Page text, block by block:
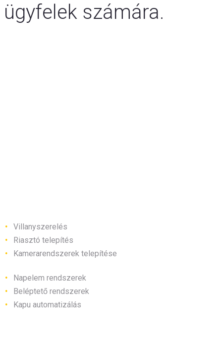
ügyfelek számára.
Villanyszerelés
Riasztó telepítés
Kamerarendszerek telepítése
Napelem rendszerek
Beléptető rendszerek
Kapu automatizálás